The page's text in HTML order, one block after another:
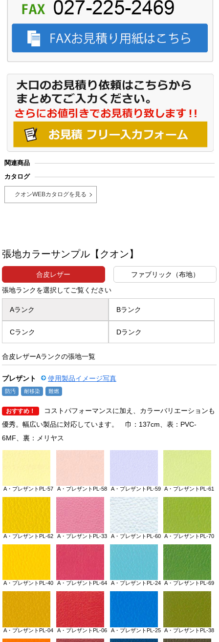
関連商品
カタログ
クオンWEBカタログを見る